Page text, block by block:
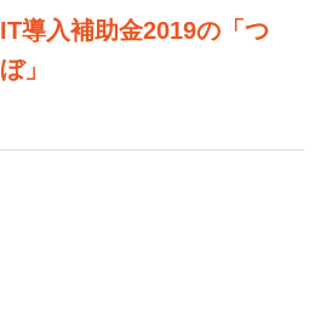
IT導入補助金2019の「つ
ぼ」